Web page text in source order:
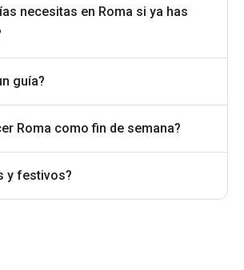
necesitas en Roma si ya has
guía?
Roma como fin de semana?
y festivos?